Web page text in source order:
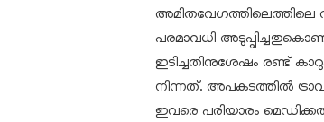
അമിതവേഗത്തിലെത്തിലെ
പരമാവധി
ഇടിച്ചതിനുശേഷം രണ്ട്
നിന്നത്. അപകടത്തില്‍
ഇവരെ പരിയാരം